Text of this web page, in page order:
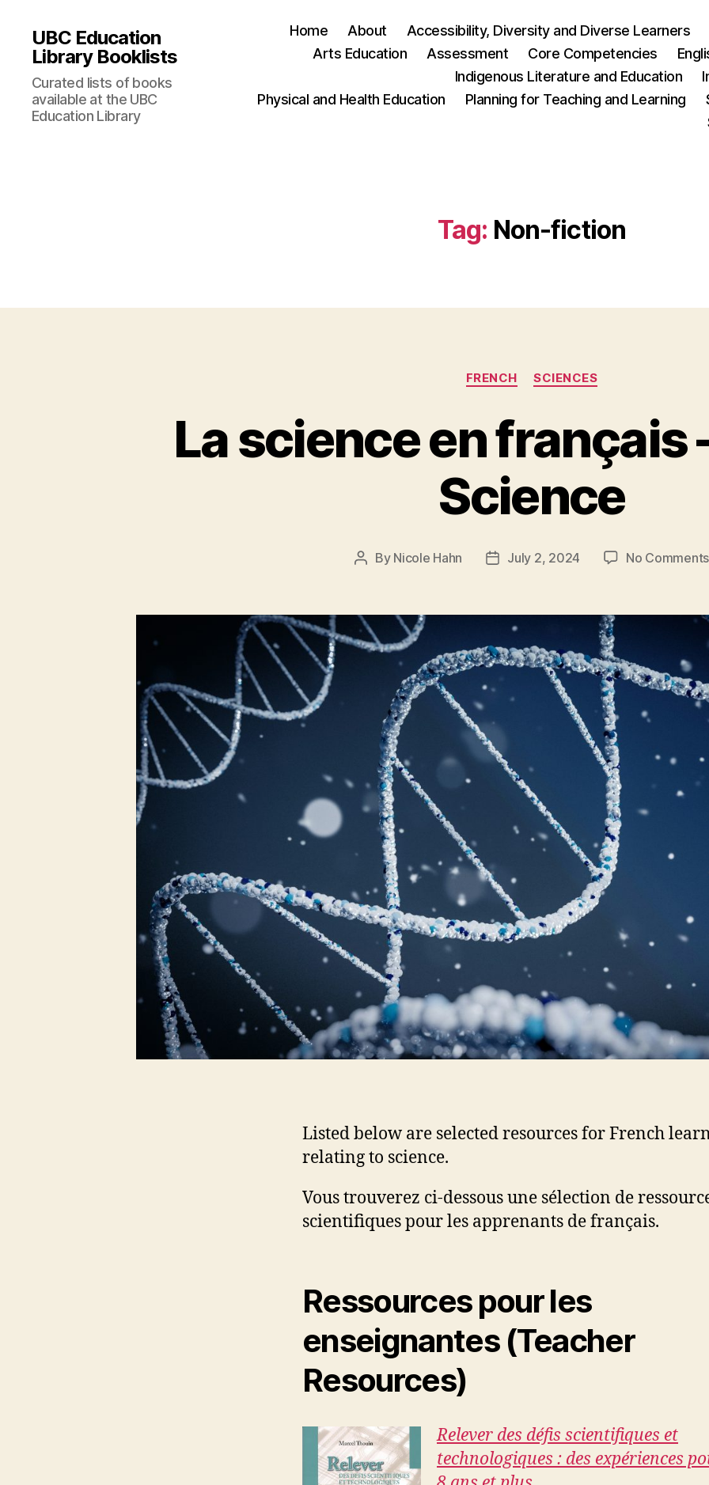
UBC Education
Library Booklists
Curated lists of books
available at the UBC
Education Library
Home About Accessibility, Diversity and Diverse Learners
Arts Education
Assessment Core Competencies
Indigenous Literature and Education
Physical and Health Education
Planning for Teaching and Learning
Tag: Non-fiction
Categories
FRENCH SCIENCES
La science en français
Science
Post
By Nicole Hahn
PostJuly 2, 2024 No Comments
Listed below are selected resources for French
relating to science.
Vous trouverez ci-dessous une sélection de
scientifiques pour les apprenants de français.
Ressources pour les
enseignantes (Teacher
Resources)
Relever des défis scientifiques et
technologiques : des expériences